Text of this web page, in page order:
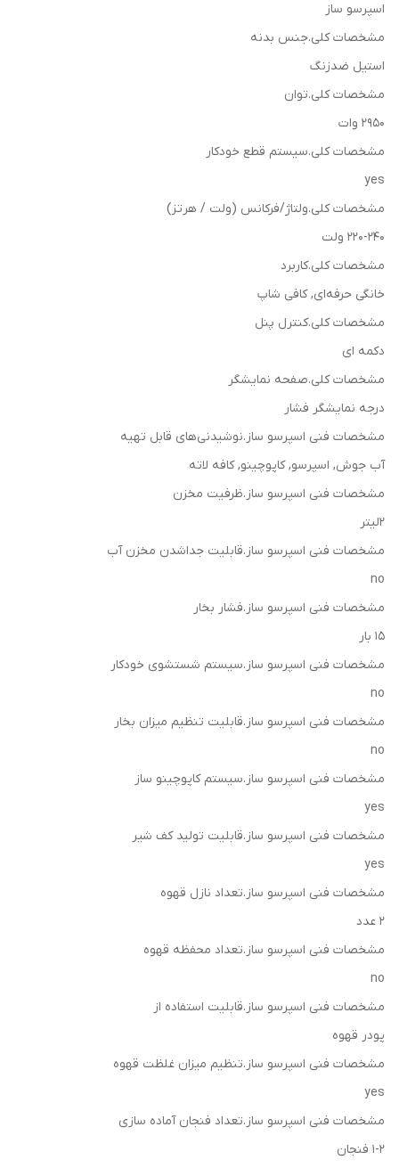
اسپرسو ساز
مشخصات کلی.جنس بدنه
استیل ضدزنگ
مشخصات کلی.توان
2950 وات
مشخصات کلی.سیستم قطع خودکار
yes
مشخصات کلی.ولتاژ/فرکانس (ولت / هرتز)
220-240 ولت
مشخصات کلی.کاربرد
خانگی حرفه‌ای, کافی شاپ
مشخصات کلی.کنترل پنل
دکمه ای
مشخصات کلی.صفحه نمایشگر
درجه نمایشگر فشار
مشخصات فنی اسپرسو ساز.نوشیدنی‌های قابل تهیه
آب جوش, اسپرسو, کاپوچینو, کافه لاته
مشخصات فنی اسپرسو ساز.ظرفیت مخزن
2لیتر
مشخصات فنی اسپرسو ساز.قابلیت جداشدن مخزن آب
no
مشخصات فنی اسپرسو ساز.فشار بخار
15 بار
مشخصات فنی اسپرسو ساز.سیستم شستشوی خودکار
no
مشخصات فنی اسپرسو ساز.قابلیت تنظیم میزان بخار
no
مشخصات فنی اسپرسو ساز.سیستم کاپوچینو ساز
yes
مشخصات فنی اسپرسو ساز.قابلیت تولید کف شیر
yes
مشخصات فنی اسپرسو ساز.تعداد نازل قهوه
2 عدد
مشخصات فنی اسپرسو ساز.تعداد محفظه قهوه
no
مشخصات فنی اسپرسو ساز.قابلیت استفاده از
پودر قهوه
مشخصات فنی اسپرسو ساز.تنظیم میزان غلظت قهوه
yes
مشخصات فنی اسپرسو ساز.تعداد فنجان آماده سازی
1-2 فنجان